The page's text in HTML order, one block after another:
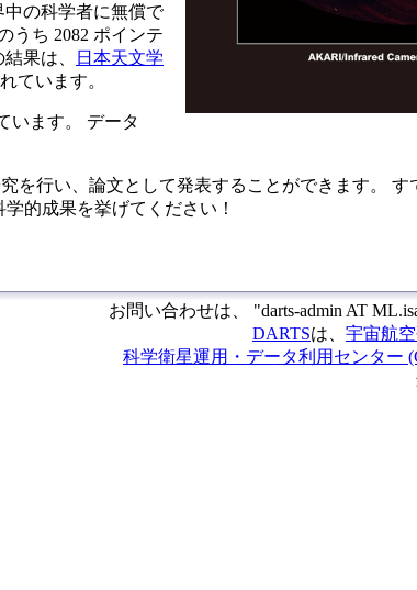
の科学者に無償で
うち 2082 ポインテ
果は、
日本天文学
ています。
います。 データ
を行い、論文として発表することができます。 す
的成果を挙げてください！
お問い合わせは、 "darts-admin AT
DARTSは、 宇宙航
科学衛星運用・データ利用センター